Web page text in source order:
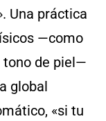
Una práctica
—como
tono de piel—
global
«si tu